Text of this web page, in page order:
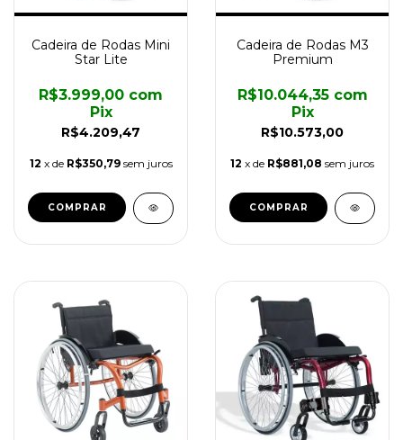
Cadeira de Rodas Mini
Star Lite
R$4.209,47
R$3.999,00 com
Pix
12 x de R$350,79 sem juros
COMPRAR
Cadeira de Rodas M3
Premium
R$10.573,00
R$10.044,35 com
Pix
12 x de R$881,08 sem juros
COMPRAR